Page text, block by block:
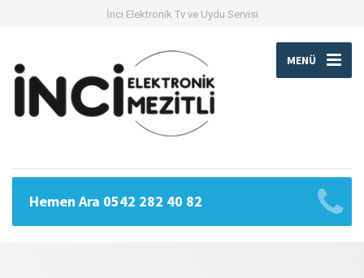
İnci Elektronik Tv ve Uydu Servisi
MENÜ
Hemen Ara 0542 282 40 82